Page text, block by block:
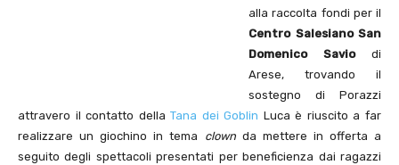
alla raccolta fondi per il
Centro Salesiano San
Domenico Saviodi
Arese, trovando il
sostegno di Porazzi
attravero il contatto dellaTana dei Goblin Luca è riuscito a far
realizzare un giochino in tema clown da mettere in offerta a
seguito degli spettacoli presentati per beneficienza dai ragazzi